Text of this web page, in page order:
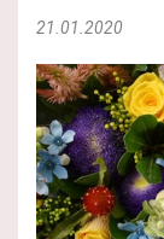
21.01.2020